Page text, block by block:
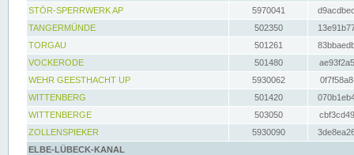
STÖR-SPERRWERK AP 5970041
TANGERMÜNDE
502350
TORGAU
501261
VOCKERODE
501480
WEHR GEESTHACHT UP
5930062
WITTENBERG
501420
WITTENBERGE
503050
ZOLLENSPIEKER
5930090
ELBE-LÜBECK-KANAL